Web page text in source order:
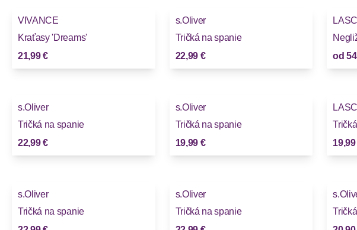
VIVANCE
Kraťasy 'Dreams'
21,99 €
s.Oliver
Tričká na spanie
22,99 €
od
s.Oliver
Tričká na spanie
22,99 €
s.Oliver
Tričká na spanie
19,99 €
s.Oliver
Tričká na spanie
s.Oliver
Tričká na spanie